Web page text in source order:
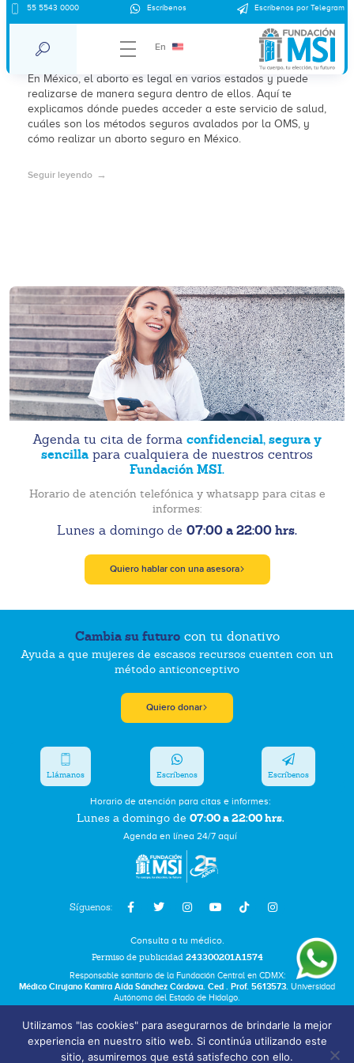
55 5543 0000 Escríbenos Escríbenos por Telegram
En
Estados donde el aborto es legal en
México 2024
En México, el aborto es legal en varios estados y puede
realizarse de manera segura dentro de ellos. Aquí te
explicamos dónde puedes acceder a este servicio de salud,
cuáles son los métodos seguros avalados por la OMS, y
cómo realizar un aborto seguro en México.
Seguir leyendo
Agenda tu cita de forma confidencial, segura y
sencilla para cualquiera de nuestros centros
Fundación MSI.
Horario de atención telefónica y whatsapp para citas e
informes:
Lunes a domingo de 07:00 a 22:00 hrs.
Quiero hablar con una asesora
Cambia su futurocon tu donativo
Ayuda a que mujeres de escasos recursos cuenten con un
método anticonceptivo
Quiero donar
Síguenos:
Horario de atención para citas e informes:
Lunes a domingo de 07:00 a 22:00 hrs.
Agenda en línea 24/7 aquí
Llámanos Escríbenos Escríbenos
Consulta a tu médico.
Permiso de publicidad 243300201A1574
Responsable sanitario de la Fundación Central en CDMX:
Médico Cirujano Kamira Aída Sánchez Córdova. Ced . Prof. 5613573. Universidad
Autónoma del Estado de Hidalgo.
Términos y Condiciones
Bolsa de Trabajo
Utilizamos "las cookies" para asegurarnos de brindarle la mejor
experiencia en nuestro sitio web. Si continúa utilizando este
sitio, asumiremos que está satisfecho con ello.